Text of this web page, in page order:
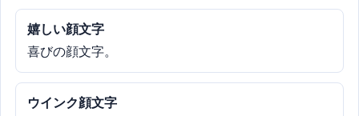
嬉しい顔文字
喜びの顔文字。
ウインク顔文字